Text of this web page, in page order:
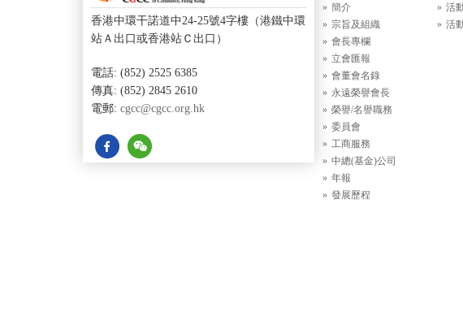
香港中環干諾道中24-25號4字樓（港鐵中環
站Ａ出口或香港站Ｃ出口）
電話: (852) 2525 6385
傳真: (852) 2845 2610
電郵: cgcc@cgcc.org.hk
簡介
宗旨及組織
會長專欄
立會匯報
會董會名錄
永遠榮譽會長
榮譽/名譽職務
委員會
工商服務
中總(基金)公司
年報
發展歷程
活
活